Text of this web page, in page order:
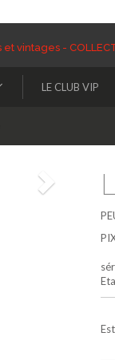
LE CLUB VIP
Suivant